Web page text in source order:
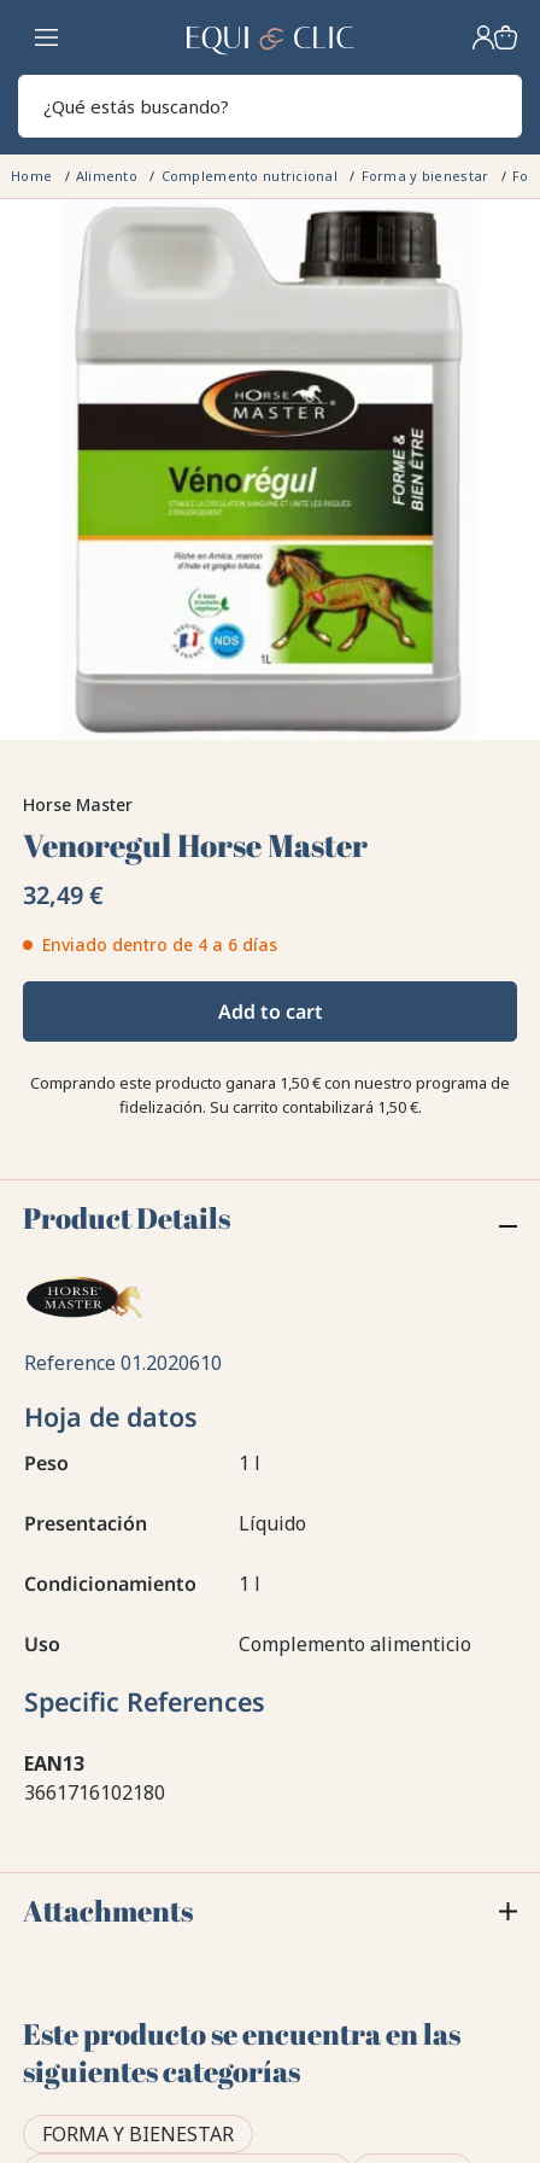
Hogar
Home Alimento Complemento nutricional Forma y bienestar
Horse Master
Venoregul Horse Master
32,49 €
Enviado dentro de 4 a 6 días
Add to cart
Comprando este producto ganara 1,50 €con nuestro programa de
fidelización. Su carrito contabilizará 1,50 €.
Product Details
Reference01.2020610
Hoja de datos
Peso 1 l
Presentación Líquido
Condicionamiento 1 l
Uso Complemento alimenticio
Specific References
EAN13
3661716102180
Attachments
Este producto se encuentra en las
siguientes categorías
FORMA Y BIENESTAR